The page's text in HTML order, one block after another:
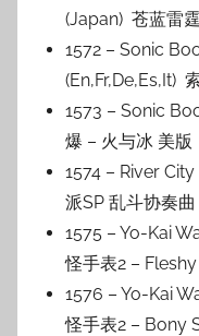
(Japan) 苍蓝雷
1572 – Sonic
(En,Fr,De,Es,It)
1573 – Sonic
爆 – 火与冰 美版
1574 – River
派SP 乱斗协奏曲
1575 – Yo-Kai
怪手表2 –
1576 – Yo-Kai
怪手表2 – Bony